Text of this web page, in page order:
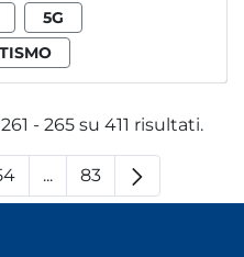
5G
- 265 su 411 risultati.
Pagina
...Pagine intermedie
Pagina
83